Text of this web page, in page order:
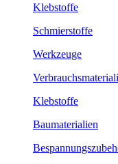
Klebstoffe
Schmierstoffe
Werkzeuge
Klebstoffe
Baumaterialien